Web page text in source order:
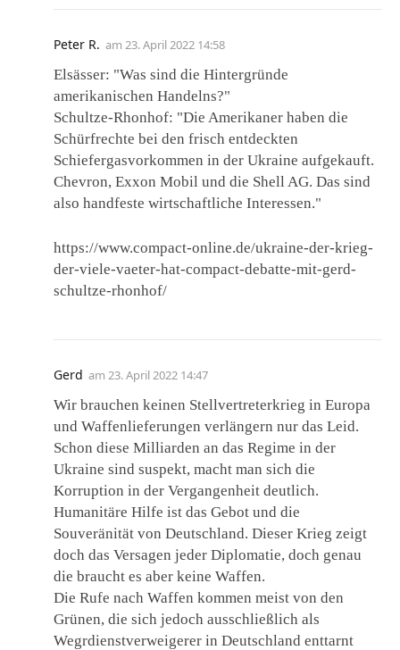
Peter R. am 23. April 2022 14:58
Elsässer: "Was sind die Hintergründe
amerikanischen Handelns?"
Schultze-Rhonhof: "Die Amerikaner haben die
Schürfrechte bei den frisch entdeckten
Schiefergasvorkommen in der Ukraine aufgekauft.
Chevron, Exxon Mobil und die Shell AG. Das sind
also handfeste wirtschaftliche Interessen."
https://www.compact-online.de/ukraine-der-krieg-
der-viele-vaeter-hat-compact-debatte-mit-gerd-
schultze-rhonhof/
Gerd am 23. April 2022 14:47
Wir brauchen keinen Stellvertreterkrieg in Europa
und Waffenlieferungen verlängern nur das Leid.
Schon diese Milliarden an das Regime in der
Ukraine sind suspekt, macht man sich die
Korruption in der Vergangenheit deutlich.
Humanitäre Hilfe ist das Gebot und die
Souveränität von Deutschland. Dieser Krieg zeigt
doch das Versagen jeder Diplomatie, doch genau
die braucht es aber keine Waffen.
Die Rufe nach Waffen kommen meist von den
Grünen, die sich jedoch ausschließlich als
Wegrdienstverweigerer in Deutschland enttarnt